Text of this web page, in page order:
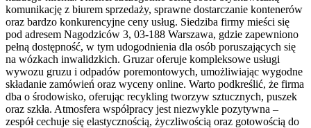
komunikację z biurem sprzedaży, sprawne dostarczanie kontenerów
oraz bardzo konkurencyjne ceny usług. Siedziba firmy mieści się
pod adresem Nagodziców 3, 03-188 Warszawa, gdzie zapewniono
pełną dostępność, w tym udogodnienia dla osób poruszających się
na wózkach inwalidzkich. Gruzar oferuje kompleksowe usługi
wywozu gruzu i odpadów poremontowych, umożliwiając wygodne
składanie zamówień oraz wyceny online. Warto podkreślić, że firma
dba o środowisko, oferując recykling tworzyw sztucznych, puszek
oraz szkła. Atmosfera współpracy jest niezwykle pozytywna –
zespół cechuje się elastycznością, życzliwością oraz gotowością do